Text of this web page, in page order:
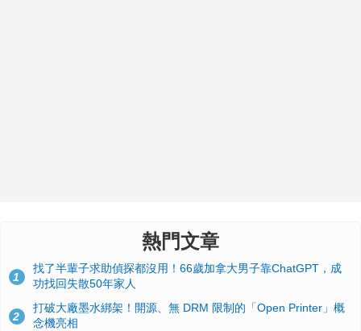
熱門文章
1
找了半輩子求助偵探都沒用！66歲加拿大男子靠ChatGPT，成
功找回失散50年家人
2
打破大廠墨水綁架！開源、無 DRM 限制的「Open Printer」概
念機亮相